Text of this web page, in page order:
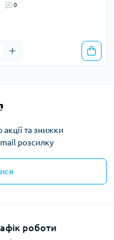
0
та знижки
розсилку
роботи